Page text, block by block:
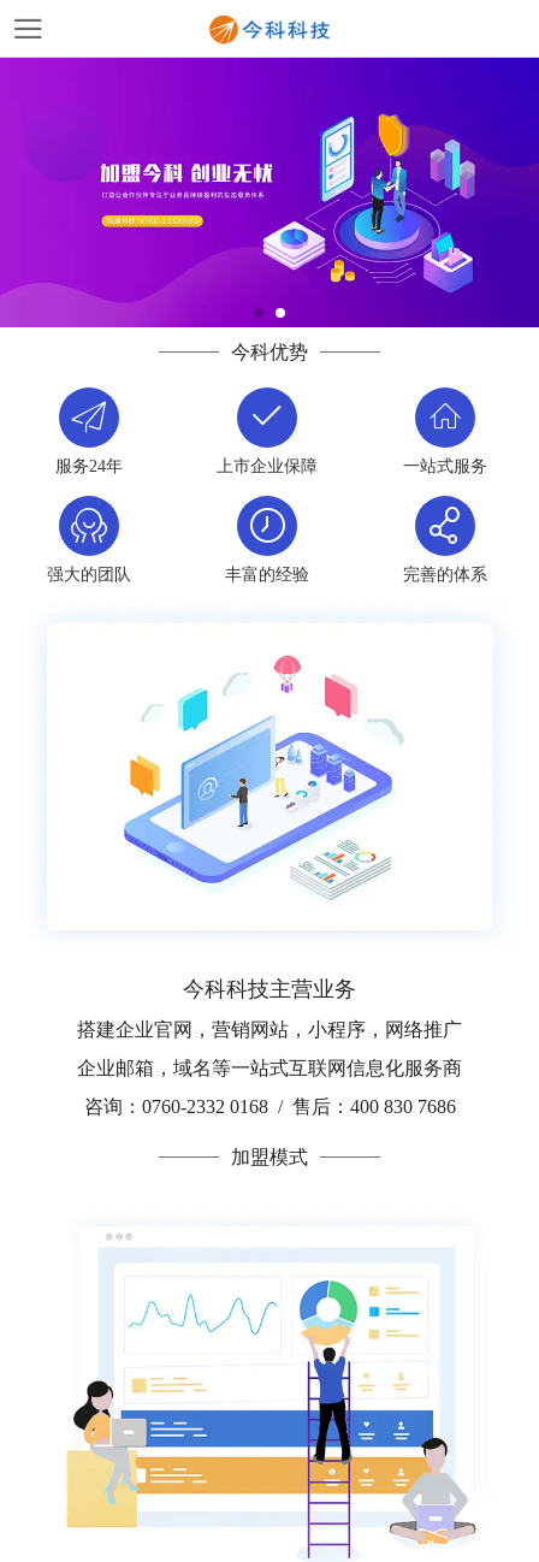
今科优势
服务24年 上市企业保障 一站式服务
强大的团队 丰富的经验 完善的体系
今科科技主营业务
搭建企业官网，营销网站，小程序，网络推广
企业邮箱，域名等一站式互联网信息化服务商
咨询：0760-2332 0168 / 售后：400 830 7686
加盟模式